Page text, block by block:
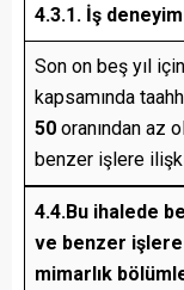
4.3.1. İş
Son on beş yıl
kapsamında
50 oranından az
benzer işlere
4.4.Bu ihalede
ve benzer işlere
mimarlık